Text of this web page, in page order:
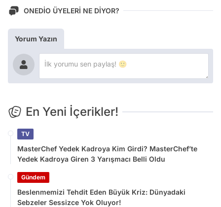
ONEDİO ÜYELERİ NE DİYOR?
Yorum Yazın
En Yeni İçerikler!
TV
MasterChef Yedek Kadroya Kim Girdi? MasterChef’te
Yedek Kadroya Giren 3 Yarışmacı Belli Oldu
Gündem
Beslenmemizi Tehdit Eden Büyük Kriz: Dünyadaki
Sebzeler Sessizce Yok Oluyor!